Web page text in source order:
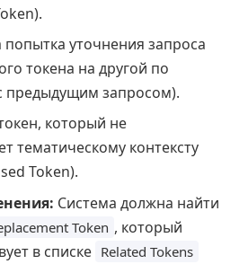
уточнения запроса
токена на другой по
предыдущим запросом).
который не
тематическому контексту
Token).
Система должна найти
Token , который
в списке Related Tokens